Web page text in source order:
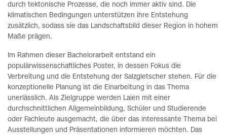
durch tektonische Prozesse, die noch immer aktiv sind. Die
klimatischen Bedingungen unterstützen ihre Entstehung
zusätzlich, sodass sie das Landschaftsbild dieser Region in hohem
Maße prägen.
Im Rahmen dieser Bachelorarbeit entstand ein
populärwissenschaftliches Poster, in dessen Fokus die
Verbreitung und die Entstehung der Salzgletscher stehen. Für die
konzeptionelle Planung ist die Einarbeitung in das Thema
unerlässlich. Als Zielgruppe werden Laien mit einer
durchschnittlichen Allgemeinbildung, Schüler und Studierende
oder Fachleute ausgemacht, die über das interessante Thema bei
Ausstellungen und Präsentationen informieren möchten. Das